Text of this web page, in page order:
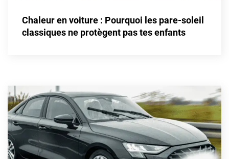
Aston Martin
Buick
Byd
Cadillac
Chaleur en voiture : Pourquoi les pare-soleil
classiques ne protègent pas tes enfants